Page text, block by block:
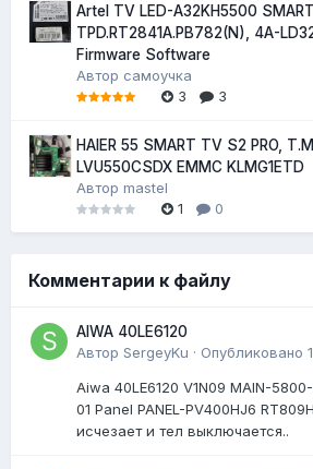
Artel TV LED-A32KH5500
TPD.RT2841A.PB782(N), 4A-
Firmware Software
Автор самоучка
3
3
HAIER 55 SMART TV S2 PRO,
LVU550CSDX EMMC KLMG1ETD
Автор mastel
1
0
Комментарии к файлу
AIWA 40LE6120
Автор SergeyKu · Опубликовано
Aiwa 40LE6120 V1N09 MAIN-
01 Panel PANEL-PV400HJ6
исчезает и тел выключается..